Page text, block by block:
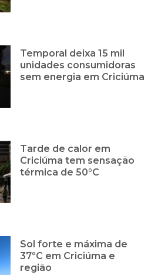
Temporal deixa 15 mil
unidades consumidoras
sem energia em Criciúma
Tarde de calor em
Criciúma tem sensação
térmica de 50°C
Sol forte e máxima de
37ºC em Criciúma e
região